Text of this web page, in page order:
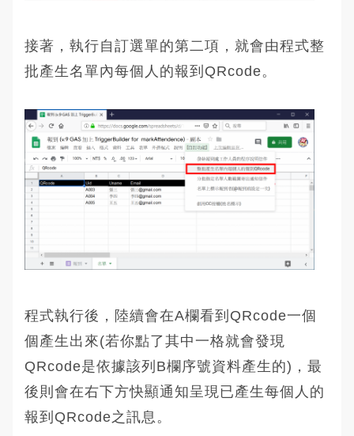
接著，執行自訂選單的第二項，就會由程式整
批產生名單內每個人的報到QRcode。
程式執行後，陸續會在A欄看到QRcode一個
個產生出來(若你點了其中一格就會發現
QRcode是依據該列B欄序號資料產生的)，最
後則會在右下方快顯通知呈現已產生每個人的
報到QRcode之訊息。